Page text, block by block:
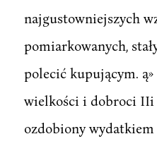
najgustowniejszych
pomiarkowanych,
polecić kupującym.
wielkości i dobroci IIi
ozdobiony wydatkiem